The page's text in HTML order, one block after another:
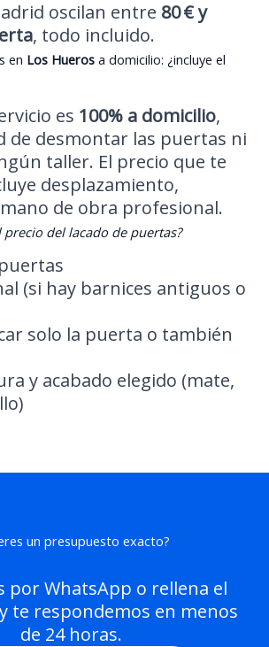
oscilan entre 80 € y
, todo incluido.
en Los Hueros a domicilio: ¿incluye el
es 100% a domicilio,
de desmontar las puertas ni
taller. El precio que te
desplazamiento,
de obra profesional.
precio del lacado de puertas?
(si hay barnices antiguos o
solo la puerta o también
y acabado elegido (mate,
un presupuesto exacto?
por WhatsApp o rellena el
te respondemos en menos
de 24 horas.